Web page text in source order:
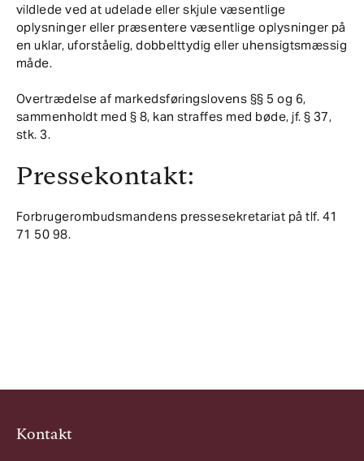
vildlede ved at udelade eller skjule væsentlige
oplysninger eller præsentere væsentlige oplysninger på
en uklar, uforståelig, dobbelttydig eller uhensigtsmæssig
måde.
Overtrædelse af markedsføringslovens §§ 5 og 6,
sammenholdt med § 8, kan straffes med bøde, jf. § 37,
stk. 3.
Pressekontakt:
Forbrugerombudsmandens pressesekretariat på tlf. 41
71 50 98.
Kontakt